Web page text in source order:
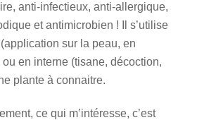
anti-infectieux, anti-allergique,
et antimicrobien ! Il s’utilise
sur la peau, en
en interne (tisane, décoction,
plante à connaitre.
ce qui m’intéresse, c’est